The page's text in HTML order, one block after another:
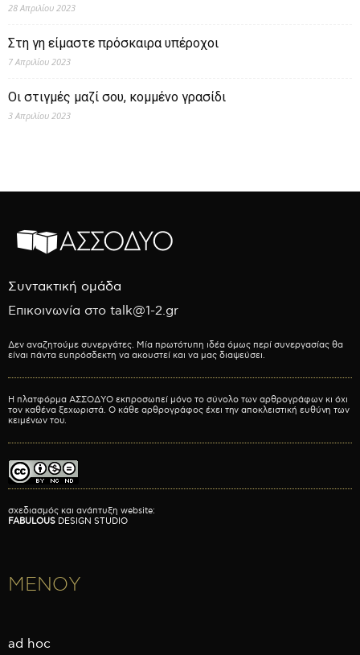
28 Απριλίου 2023
Στη γη είμαστε πρόσκαιρα υπέροχοι
7 Απριλίου 2023
Οι στιγμές μαζί σου, κομμένο γρασίδι
3 Απριλίου 2023
Συντακτική ομάδα
Επικοινωνία στο talk@1-2.gr
Δεν αναζητούμε συνεργάτες. Μία πρωτότυπη ιδέα όμως περί συνεργασίας θα
είναι πάντα ευπρόσδεκτη να ακουστεί και να μας διαψεύσει.
Η πλατφόρμα ΑΣΣΟΔΥΟ εκπροσωπεί μόνο το σύνολο των αρθρογράφων κι όχι
τον καθένα ξεχωριστά. Ο κάθε αρθρογράφος έχει την αποκλειστική ευθύνη των
κειμένων του.
σχεδιασμός και ανάπτυξη website:
FABULOUS DESIGN STUDIO
ΜΕΝΟΥ
ad hoc